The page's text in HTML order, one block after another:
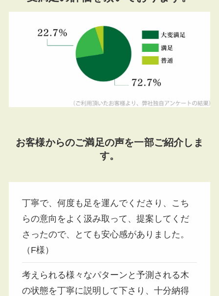
お客様からのご満足の声を一部ご紹介しま
す。
丁寧で、何度も足を運んでくださり、こち
らの意向をよく汲み取って、提案してくだ
さったので、とても安心感がありました。
（F様）
考えられる様々なパターンと予測される木
の状態を丁寧に説明して下さり、十分納得